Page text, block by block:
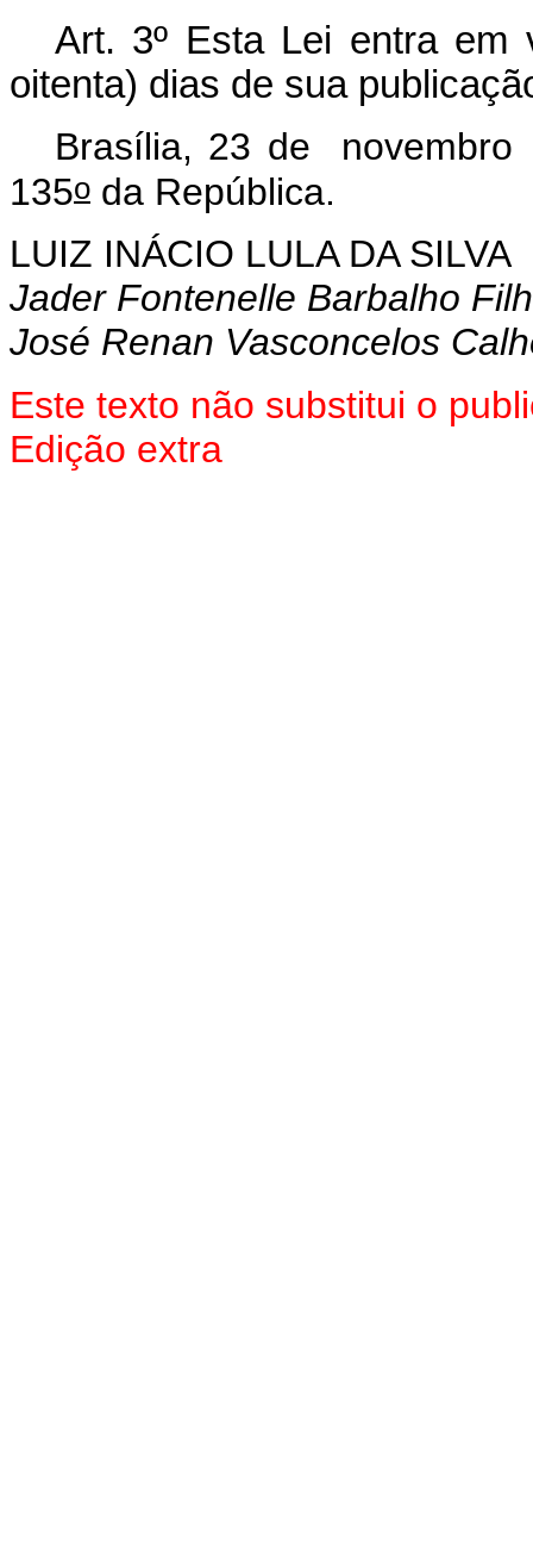
Art. 3º Esta Lei entra em
oitenta) dias de sua
Brasília, 23 de
135o da República.
LUIZ INÁCIO LULA DA SILVA
Jader Fontenelle Barbalho
José Renan Vasconcelos
Este texto não substitui o
Edição extra